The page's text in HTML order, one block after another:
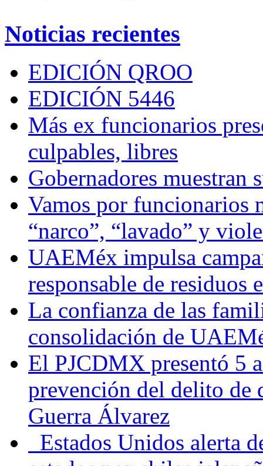
Noticias recientes
EDICIÓN QROO
EDICIÓN 5446
Más ex funcionarios
culpables, libres
Gobernadores muestran
Vamos por funcionarios
“narco”, “lavado” y
UAEMéx impulsa
responsable de residuos
La confianza de las
consolidación de
El PJCDMX presentó 5
prevención del delito de
Guerra Álvarez
Estados Unidos alerta